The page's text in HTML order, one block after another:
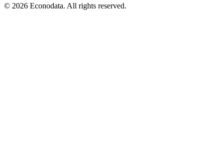
© 2026 Econodata. All rights reserved.